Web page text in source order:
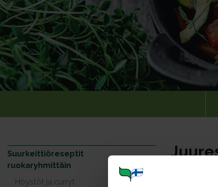
Suurkeittiöreseptit
ruokaryhmittäin
Höystöt ja curryt